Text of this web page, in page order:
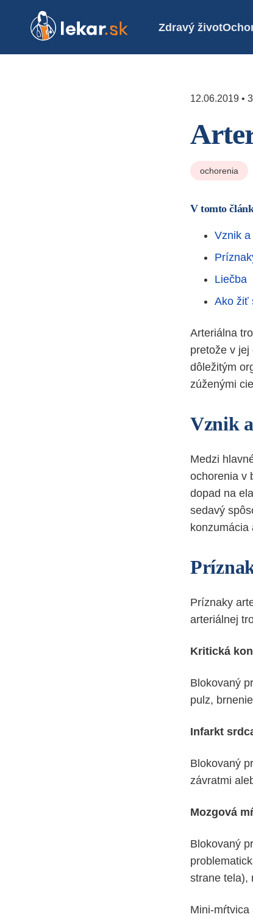
Zdravý život
12.06.2019 •
ochorenia
V tomto
Vznik
Liečba
Ako žiť
Arteriálna
pretože v
dôležitým
zúženými
Vznik
Medzi
ochorenia v
dopad na
sedavý
konzumácia
Príznaky
arteriálnej
Kritická
Blokovaný
pulz,
Infarkt
Blokovaný
závratmi
Mozgová
Blokovaný
strane tela),
Mini-mŕtvica